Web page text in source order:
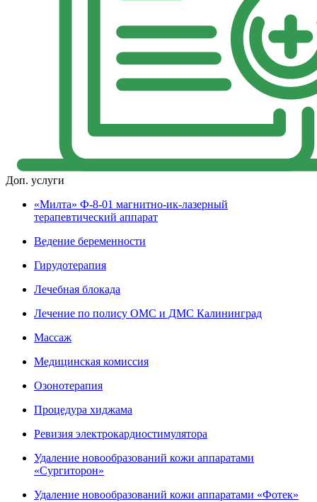
Доп. услуги
«Милта» Ф-8-01 магнитно-ик-лазерный
терапевтический аппарат
Ведение беременности
Гирудотерапия
Лечебная блокада
Лечение по полису ОМС и ДМС Калининград
Массаж
Медицинская комиссия
Озонотерапия
Процедура хиджама
Ревизия электрокардиостимулятора
Удаление новообразований кожи аппаратами
«Сургиторон»
Удаление новообразований кожи аппаратами «Фотек»